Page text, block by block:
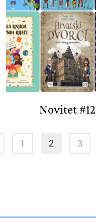
Novitet #12
1 2 3